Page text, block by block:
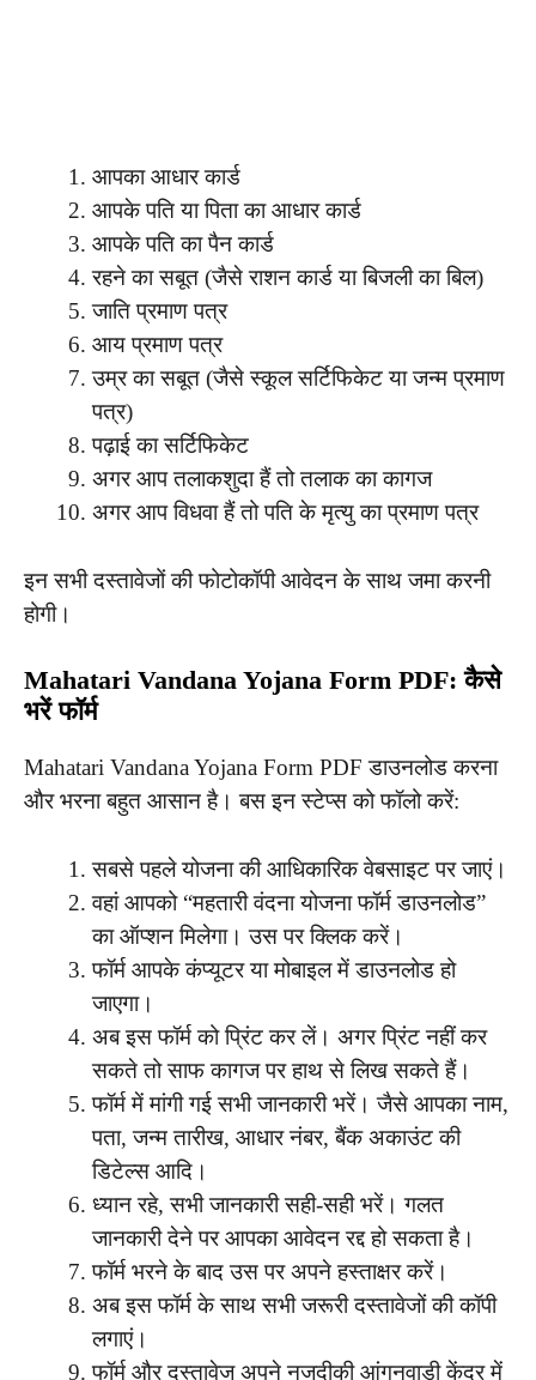
आपका आधार कार्ड
आपके पति या पिता का आधार कार्ड
आपके पति का पैन कार्ड
रहने का सबूत (जैसे राशन कार्ड या बिजली का बिल)
जाति प्रमाण पत्र
आय प्रमाण पत्र
उम्र का सबूत (जैसे स्कूल सर्टिफिकेट या जन्म प्रमाण
पत्र)
पढ़ाई का सर्टिफिकेट
अगर आप तलाकशुदा हैं तो तलाक का कागज
अगर आप विधवा हैं तो पति के मृत्यु का प्रमाण पत्र
इन सभी दस्तावेजों की फोटोकॉपी आवेदन के साथ जमा करनी
होगी।
Mahatari Vandana Yojana Form PDF: कैसे
भरें फॉर्म
Mahatari Vandana Yojana Form PDF डाउनलोड करना
और भरना बहुत आसान है। बस इन स्टेप्स को फॉलो करें:
सबसे पहले योजना की आधिकारिक वेबसाइट पर जाएं।
वहां आपको “महतारी वंदना योजना फॉर्म डाउनलोड”
का ऑप्शन मिलेगा। उस पर क्लिक करें।
फॉर्म आपके कंप्यूटर या मोबाइल में डाउनलोड हो
जाएगा।
अब इस फॉर्म को प्रिंट कर लें। अगर प्रिंट नहीं कर
सकते तो साफ कागज पर हाथ से लिख सकते हैं।
फॉर्म में मांगी गई सभी जानकारी भरें। जैसे आपका नाम,
पता, जन्म तारीख, आधार नंबर, बैंक अकाउंट की
डिटेल्स आदि।
ध्यान रहे, सभी जानकारी सही-सही भरें। गलत
जानकारी देने पर आपका आवेदन रद्द हो सकता है।
फॉर्म भरने के बाद उस पर अपने हस्ताक्षर करें।
अब इस फॉर्म के साथ सभी जरूरी दस्तावेजों की कॉपी
लगाएं।
फॉर्म और दस्तावेज अपने नजदीकी आंगनवाड़ी केंद्र में